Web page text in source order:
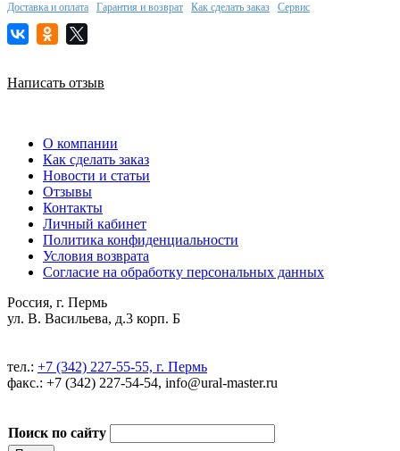
Доставка и оплата Гарантия и возврат Как сделать заказ Сервис
Написать отзыв
О компании
Как сделать заказ
Новости и статьи
Отзывы
Контакты
Личный кабинет
Политика конфиденциальности
Условия возврата
Согласие на обработку персональных данных
Россия, г. Пермь
ул. В. Васильева, д.3 корп. Б
тел.: +7 (342) 227-55-55, г. Пермь
факс.: +7 (342) 227-54-54, info@ural-master.ru
Поиск по сайту